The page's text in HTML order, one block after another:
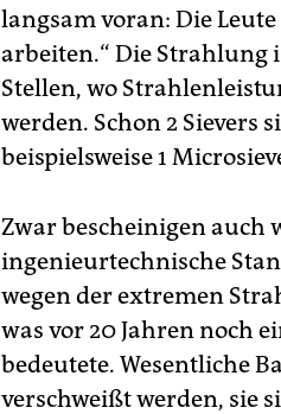
langsam voran: Die
arbeiten.“ Die Strahlung
Stellen, wo
werden. Schon 2 Sievers
beispielsweise 1
Zwar bescheinigen auch
ingenieurtechnische
wegen der extremen
was vor 20 Jahren noch
bedeutete. Wesentliche
verschweißt werden, sie